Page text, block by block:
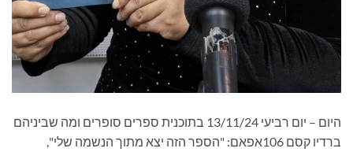
היום – יום רביעי 13/11/24 בתוכנית ספרים סופרים ומה שביניהם
ברדיו קסם 106אפאם: "הספר הזה יצא מתוך הנשמה שלי",